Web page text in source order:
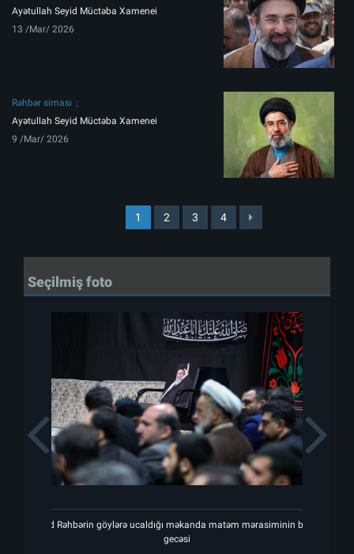
Ayətullah Seyid Müctəba Xamenei
13 /Mar/ 2026
Rəhbər siması
Ayətullah Seyid Müctəba Xamenei
9 /Mar/ 2026
1 2 3 4
Seçilmiş foto
Şəhid Rəhbərin göylərə ucaldığı məkanda matəm mərasiminin birinci
gecəsi
Previous